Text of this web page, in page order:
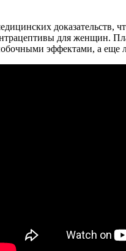
доказательств,
для женщин.
эффектами, а еще